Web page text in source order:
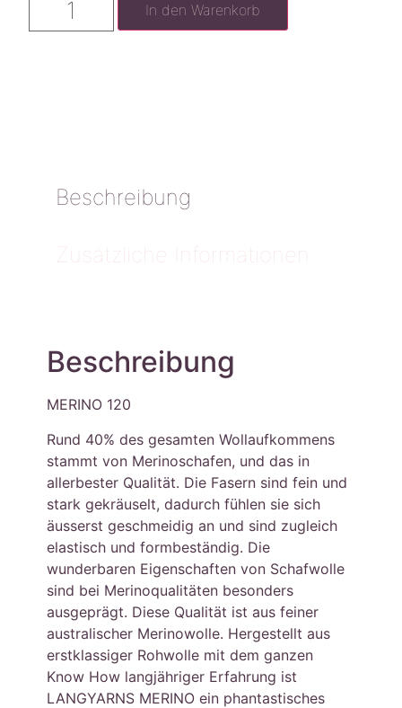
In den Warenkorb
Beschreibung
Zusätzliche Informationen
Beschreibung
MERINO 120
Rund 40% des gesamten Wollaufkommens
stammt von Merinoschafen, und das in
allerbester Qualität. Die Fasern sind fein und
stark gekräuselt, dadurch fühlen sie sich
äusserst geschmeidig an und sind zugleich
elastisch und formbeständig. Die
wunderbaren Eigenschaften von Schafwolle
sind bei Merinoqualitäten besonders
ausgeprägt. Diese Qualität ist aus feiner
australischer Merinowolle. Hergestellt aus
erstklassiger Rohwolle mit dem ganzen
Know How langjähriger Erfahrung ist
LANGYARNS MERINO ein phantastisches